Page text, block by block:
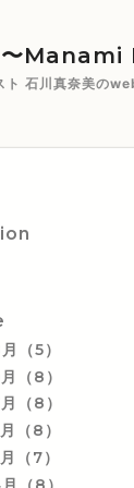
〜
ト 石川真奈美の
（5）
（8）
（8）
（8）
（7）